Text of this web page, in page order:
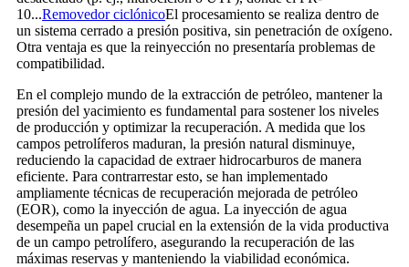
10...Removedor ciclónicoEl procesamiento se realiza dentro de
un sistema cerrado a presión positiva, sin penetración de oxígeno.
Otra ventaja es que la reinyección no presentaría problemas de
compatibilidad.
En el complejo mundo de la extracción de petróleo, mantener la
presión del yacimiento es fundamental para sostener los niveles
de producción y optimizar la recuperación. A medida que los
campos petrolíferos maduran, la presión natural disminuye,
reduciendo la capacidad de extraer hidrocarburos de manera
eficiente. Para contrarrestar esto, se han implementado
ampliamente técnicas de recuperación mejorada de petróleo
(EOR), como la inyección de agua. La inyección de agua
desempeña un papel crucial en la extensión de la vida productiva
de un campo petrolífero, asegurando la recuperación de las
máximas reservas y manteniendo la viabilidad económica.